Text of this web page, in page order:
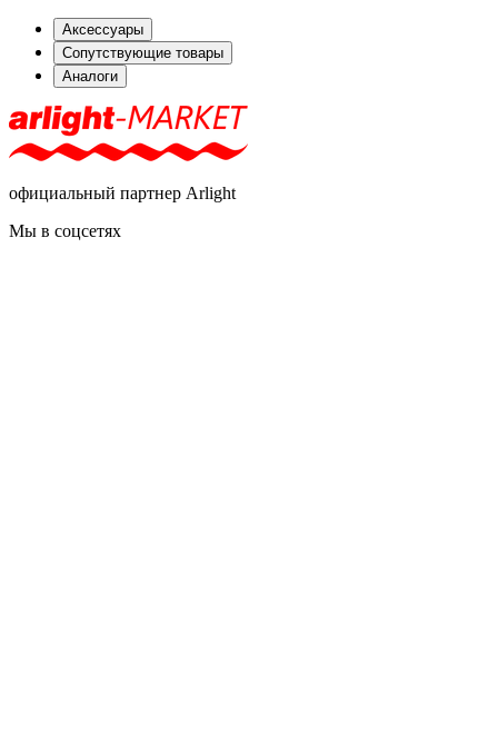
Аксессуары
Сопутствующие товары
Аналоги
официальный партнер Arlight
Мы в соцсетях